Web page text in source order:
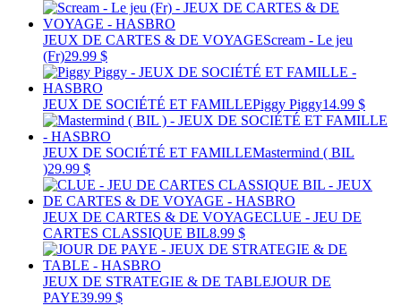
JEUX DE CARTES & DE VOYAGEScream - Le jeu
(Fr)29.99 $
JEUX DE SOCIÉTÉ ET FAMILLEPiggy Piggy14.99 $
JEUX DE SOCIÉTÉ ET FAMILLEMastermind ( BIL
)29.99 $
JEUX DE CARTES & DE VOYAGECLUE - JEU DE
CARTES CLASSIQUE BIL8.99 $
JEUX DE STRATEGIE & DE TABLEJOUR DE
PAYE39.99 $